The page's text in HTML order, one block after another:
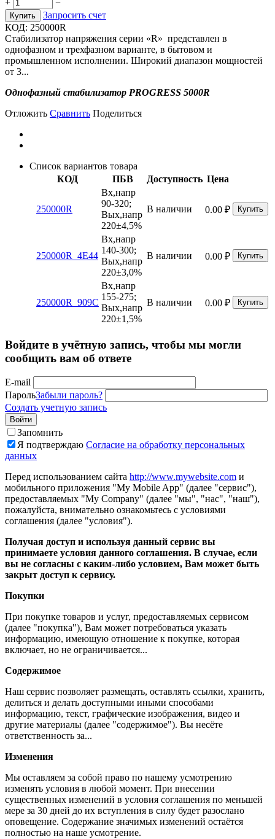
Купить
Запросить счет
КОД: 250000R
Стабилизатор напряжения серии «R» представлен в
однофазном и трехфазном варианте, в бытовом и
промышленном исполнении. Широкий диапазон мощностей
от 3...
Однофазный стабилизатор PROGRESS 5000R
Отложить Сравнить Поделиться
Список вариантов товара
КОД
ПБВ Доступность Цена
250000R
Вх,напр
90-320;
Вых,напр
220±4,5%
В наличии 0.00 ₽ Купить
250000R_4E44
Вх,напр
140-300;
Вых,напр
220±3,0%
В наличии 0.00 ₽ Купить
250000R_909C
Вх,напр
155-275;
Вых,напр
220±1,5%
В наличии 0.00 ₽ Купить
Войдите в учётную запись, чтобы мы могли
сообщить вам об ответе
E-mail
ПарольЗабыли пароль?
Создать учетную запись
Войти
Запомнить
Я подтверждаю Согласие на обработку персональных
данных
Перед использованием сайта http://www.mywebsite.com и
мобильного приложения "My Mobile App" (далее "сервис"),
предоставляемых "My Company" (далее "мы", "нас", "наш"),
пожалуйста, внимательно ознакомьтесь с условиями
соглашения (далее "условия").
Получая доступ и используя данный сервис вы
принимаете условия данного соглашения. В случае, если
вы не согласны с каким-либо условием, Вам может быть
закрыт доступ к сервису.
Покупки
При покупке товаров и услуг, предоставляемых сервисом
(далее "покупка"), Вам может потребоваться указать
информацию, имеющую отношение к покупке, которая
включает, но не ограничивается...
Содержимое
Наш сервис позволяет размещать, оставлять ссылки, хранить,
делиться и делать доступными иными способами
информацию, текст, графические изображения, видео и
другие материалы (далее "содержимое"). Вы несёте
ответственность за...
Изменения
Мы оставляем за собой право по нашему усмотрению
изменять условия в любой момент. При внесении
существенных изменений в условия соглашения по меньшей
мере за 30 дней до их вступления в силу будет разослано
оповещение. Содержание значимых изменений остаётся
полностью на наше усмотрение.